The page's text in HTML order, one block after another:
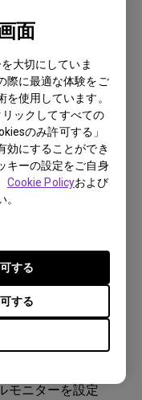
面
大切にしていま
際に最適な体験をご
使用しています。
リックしてすべての
のみ許可する」
効にすることができ
キーの設定をご自身
Cookie Policyおよび
する
する
に合わせる
方法および動作
ポートを使用し
ダプターとモ
の動作方
モニターを設定